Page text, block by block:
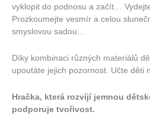
vyklopit do podnosu a začít…
Prozkoumejte vesmír a celou
smyslovou sadou…
Díky kombinaci různých materiálů
upoutáte jejich pozornost. Učte děti
Hračka, která rozvíjí jemnou
podporuje tvořivost.